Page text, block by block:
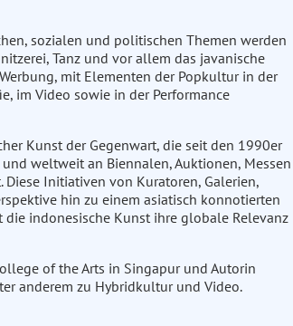
sozialen und politischen Themen werden
Tanz und vor allem das javanische
mit Elementen der Popkultur in der
im Video sowie in der Performance
Kunst der Gegenwart, die seit den 1990er
weltweit an Biennalen, Auktionen, Messen
Initiativen von Kuratoren, Galerien,
hin zu einem asiatisch konnotierten
indonesische Kunst ihre globale Relevanz
of the Arts in Singapur und Autorin
anderem zu Hybridkultur und Video.